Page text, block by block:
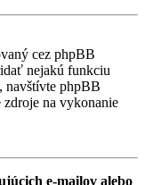
cez phpBB
nejakú funkciu
navštívte phpBB
zdroje na vykonanie
e-mailov alebo